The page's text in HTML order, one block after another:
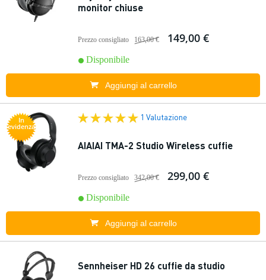
monitor chiuse
Prezzo consigliato 163,00 € 149,00 €
Disponibile
Aggiungi al carrello
In
evidenza
1 Valutazione
AIAIAI TMA-2 Studio Wireless cuffie
Prezzo consigliato 342,00 € 299,00 €
Disponibile
Aggiungi al carrello
Sennheiser HD 26 cuffie da studio